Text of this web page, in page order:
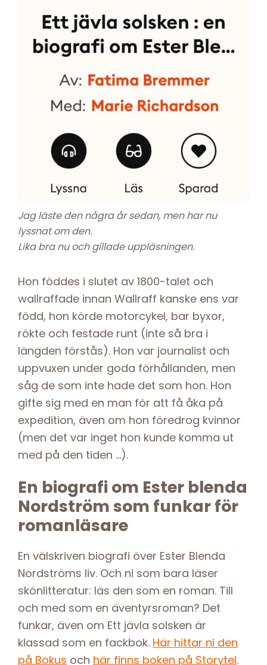
Jag läste den några år sedan, men har nu
lyssnat om den.
Lika bra nu och gillade uppläsningen.
Hon föddes i slutet av 1800-talet och
wallraffade innan Wallraff kanske ens var
född, hon körde motorcykel, bar byxor,
rökte och festade runt (inte så bra i
längden förstås). Hon var journalist och
uppvuxen under goda förhållanden, men
såg de som inte hade det som hon. Hon
gifte sig med en man för att få åka på
expedition, även om hon föredrog kvinnor
(men det var inget hon kunde komma ut
med på den tiden …).
En biografi om Ester blenda
Nordström som funkar för
romanläsare
En välskriven biografi över Ester Blenda
Nordströms liv. Och ni som bara läser
skönlitteratur: läs den som en roman. Till
och med som en äventyrsroman? Det
funkar, även om Ett jävla solsken är
klassad som en fackbok. Här hittar ni den
på Bokus och här finns boken på Storytel.